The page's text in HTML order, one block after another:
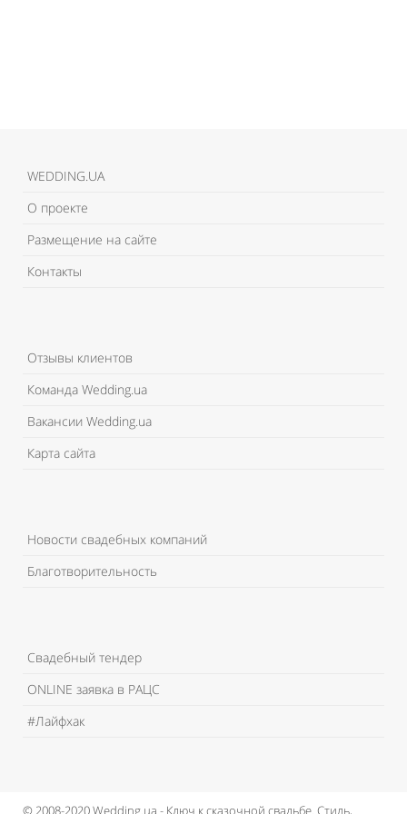
WEDDING.UA
О проекте
Размещение на сайте
Контакты
Отзывы клиентов
Команда Wedding.ua
Вакансии Wedding.ua
Карта сайта
Новости свадебных компаний
Благотворительность
Свадебный тендер
ONLINE заявка в РАЦС
#Лайфхак
© 2008-2020 Wedding.ua - Ключ к сказочной свадьбе. Стиль,